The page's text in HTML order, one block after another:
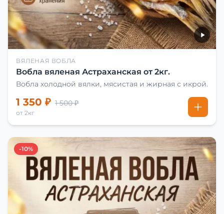
ВЯЛЕНАЯ ВОБЛА
Вобла вяленая Астраханская от 2кг.
Вобла холодной вялки, мясистая и жирная с икрой.
1 350 ₽ 1 500 ₽
от 2кг
-10%